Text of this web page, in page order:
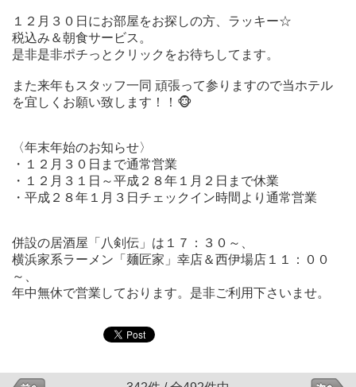
１２月３０日にお部屋をお探しの方、ラッキー☆
税込み＆朝食サービス。
是非是非ポチっとクリックをお待ちしてます。
また来年もスタッフ一同 頑張って参りますので当ホテル
を宜しくお願い致します！！🐵
〈年末年始のお知らせ〉
・１２月３０日まで通常営業
・１２月３１日～平成２８年１月２日まで休業
・平成２８年１月３日チェックイン時間より通常営業
併設の居酒屋「八剣伝」は１７：３０～、
横浜家系ラーメン「麺匠家」幸店＆西伊場店１１：００
～、
年中無休で営業しております。 是非ご利用下さいませ。